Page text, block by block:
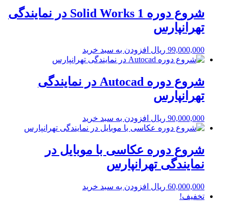
شروع دوره Solid Works 1 در نمایندگی
تهرانپارس
99,000,000 ریال افزودن به سبد خرید
شروع دوره Autocad در نمایندگی
تهرانپارس
90,000,000 ریال افزودن به سبد خرید
شروع دوره عکاسی با موبایل در
نمایندگی تهرانپارس
60,000,000 ریال افزودن به سبد خرید
تخفیف!